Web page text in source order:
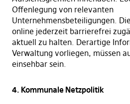
Offenlegung von relevanten
Unternehmensbeteiligungen.
online jederzeit barrierefrei
aktuell zu halten. Derartige
Verwaltung vorliegen, müssen
einsehbar sein.
4. Kommunale Netzpolitik